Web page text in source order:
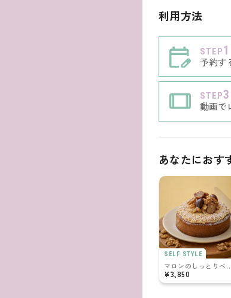
北海道・東北
北海道
札幌 赤れんが テ
岩手
イオンモール盛岡
関東
東京
ルミネ池袋
神奈川
横浜モアーズ
ラゾーナ川崎
ららテラス武蔵
テラスモール湘
千葉
東海
イオンモールナ
イオンモール熱
静岡
岐阜
モレラ岐阜
三重
イオンモール鈴鹿
北陸甲信越
富山
イオンモール高岡
石川
イオンモール白
山梨
イオンモール甲
関西
大阪
イオンモール堺
京都
ラクエ四条烏丸
兵庫
中国・四国
パセーラ広島
岡山
イオンモール岡
愛媛
九州・沖縄
福岡
天神ソラリアス
ゆめタウン久留
利用方法
STEP1
予約す
STEP3
動画で
あなたにおす
SELF STYLE
マロンのしっと
¥3,850